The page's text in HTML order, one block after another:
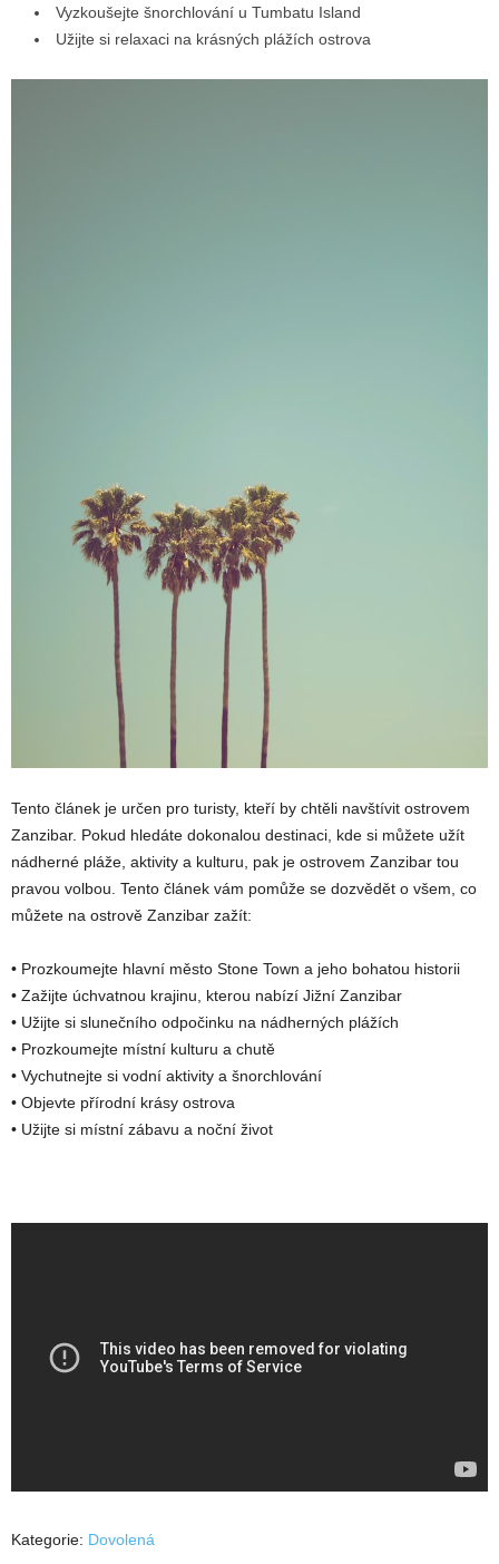
Vyzkoušejte šnorchlování u Tumbatu Island
Užijte si relaxaci na krásných plážích ostrova
Tento článek je určen pro turisty, kteří by chtěli navštívit ostrovem
Zanzibar. Pokud hledáte dokonalou destinaci, kde si můžete užít
nádherné pláže, aktivity a kulturu, pak je ostrovem Zanzibar tou
pravou volbou. Tento článek vám pomůže se dozvědět o všem, co
můžete na ostrově Zanzibar zažít:
• Prozkoumejte hlavní město Stone Town a jeho bohatou historii
• Zažijte úchvatnou krajinu, kterou nabízí Jižní Zanzibar
• Užijte si slunečního odpočinku na nádherných plážích
• Prozkoumejte místní kulturu a chutě
• Vychutnejte si vodní aktivity a šnorchlování
• Objevte přírodní krásy ostrova
• Užijte si místní zábavu a noční život
Kategorie: Dovolená